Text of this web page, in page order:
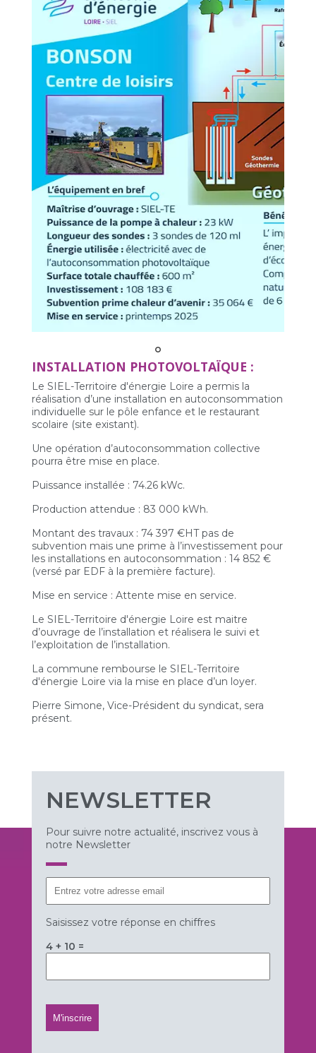
INSTALLATION PHOTOVOLTAÏQUE :
Le SIEL-Territoire d'énergie Loire a permis la
réalisation d’une installation en autoconsommation
individuelle sur le pôle enfance et le restaurant
scolaire (site existant).
Une opération d’autoconsommation collective
pourra être mise en place.
Puissance installée : 74.26 kWc.
Production attendue : 83 000 kWh.
Montant des travaux : 74 397 €HT pas de
subvention mais une prime à l’investissement pour
les installations en autoconsommation : 14 852 €
(versé par EDF à la première facture).
Mise en service : Attente mise en service.
Le SIEL-Territoire d'énergie Loire est maitre
d’ouvrage de l’installation et réalisera le suivi et
l’exploitation de l’installation.
La commune rembourse le SIEL-Territoire
d'énergie Loire via la mise en place d’un loyer.
Pierre Simone, Vice-Président du syndicat, sera
présent.
NEWSLETTER
Pour suivre notre actualité, inscrivez vous à
notre Newsletter
Saisissez votre réponse en chiffres
4 + 10 =